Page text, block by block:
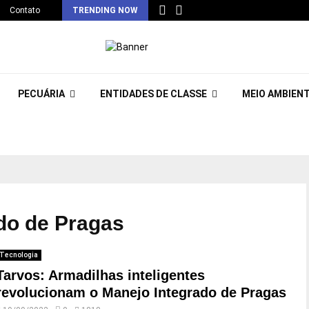
Contato TRENDING NOW
PECUÁRIA ENTIDADES DE CLASSE MEIO
de Pragas
Tecnologia
Armadilhas inteligentes
o Manejo Integrado de Pragas